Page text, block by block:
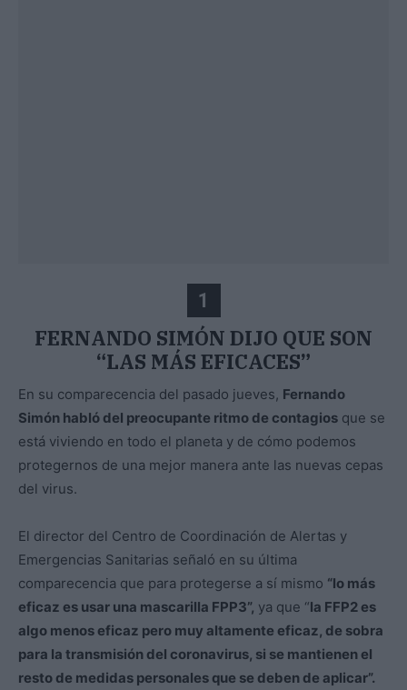
1
FERNANDO SIMÓN DIJO QUE SON
“LAS MÁS EFICACES”
En su comparecencia del pasado jueves, Fernando
Simón habló del preocupante ritmo de contagios que se
está viviendo en todo el planeta y de cómo podemos
protegernos de una mejor manera ante las nuevas cepas
del virus.
El director del Centro de Coordinación de Alertas y
Emergencias Sanitarias señaló en su última
comparecencia que para protegerse a sí mismo “lo más
eficaz es usar una mascarilla FPP3”, ya que “la FFP2 es
algo menos eficaz pero muy altamente eficaz, de sobra
para la transmisión del coronavirus, si se mantienen el
resto de medidas personales que se deben de aplicar”.